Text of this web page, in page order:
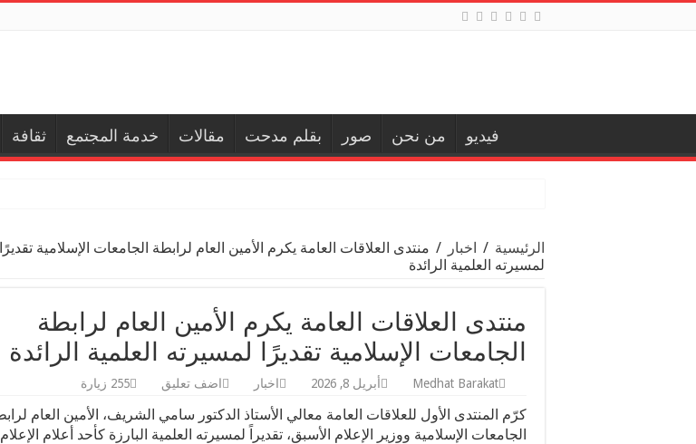
ثقافة خدمة المجتمع مقالات بقلم مدحت صور من نحن فيديو
الرئيسية / اخبار / منتدى العلاقات العامة يكرم الأمين العام لرابطة الجامعات الإسلامية تقديرًا
لمسيرته العلمية الرائدة
منتدى العلاقات العامة يكرم الأمين العام لرابطة
الجامعات الإسلامية تقديرًا لمسيرته العلمية الرائدة
Medhat Barakat أبريل 8, 2026 اخبار اضف تعليق 255 زيارة
كرّم المنتدى الأول للعلاقات العامة معالي الأستاذ الدكتور سامي الشريف، الأمين العام
الجامعات الإسلامية ووزير الإعلام الأسبق، تقديراً لمسيرته العلمية البارزة كأحد أعلام